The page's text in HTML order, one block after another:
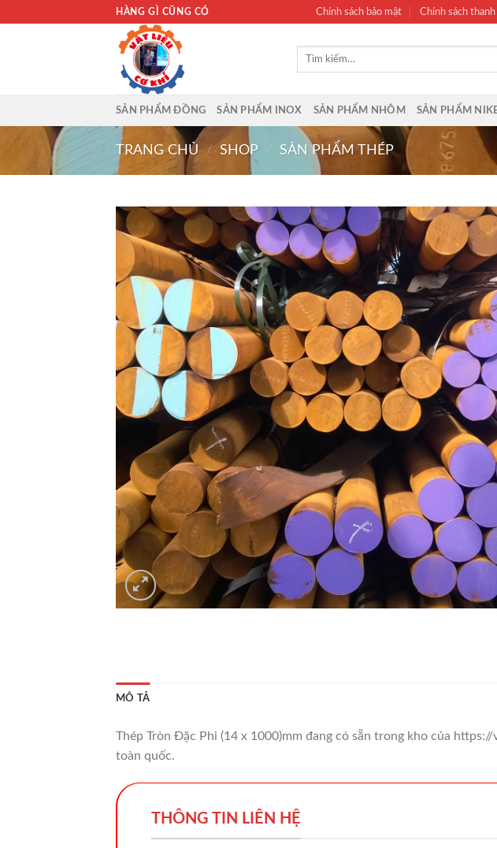
HÀNG GÌ CŨNG CÓ Chính sách bảo mật Chính sách
Tìm
SẢN PHẨM ĐỒNG SẢN PHẨM INOX SẢN PHẨM NHÔM SẢN PHẨM
TRANG CHỦ / SHOP / SẢN PHẨM THÉP
MÔ TẢ
Thép Tròn Đặc Phi (14 x 1000)mm đang có sẵn trong kho của
toàn quốc.
THÔNG TIN LIÊN HỆ